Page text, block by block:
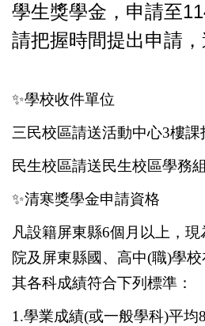
學生獎學金，申請至
請把握時間提出申請
✨學校收件單位
三民校區請送活動中心3樓課
民生校區請送民生校區學務組
✨清寒獎學金申請資格
凡設籍屏東縣6個月以上，
院及屏東縣國、高中(職)學
其各科成績符合下列標準：
1.學業成績(或一般學科)平均